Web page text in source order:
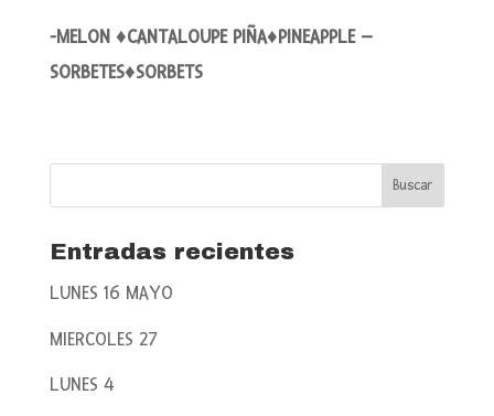
-MELON ♦CANTALOUPE PIÑA♦PINEAPPLE –
SORBETES♦SORBETS
Entradas recientes
LUNES 16 MAYO
MIERCOLES 27
LUNES 4